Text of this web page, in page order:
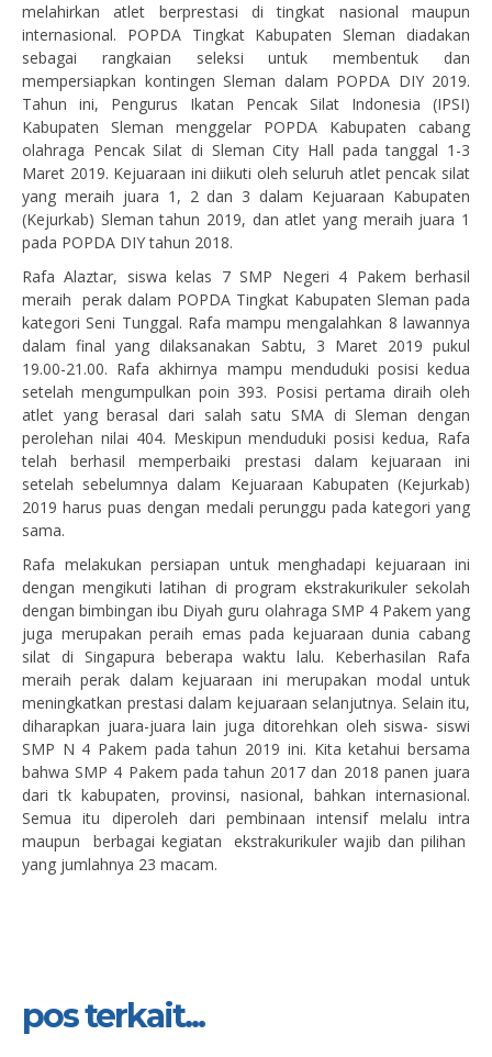
melahirkan atlet berprestasi di tingkat nasional maupun
internasional. POPDA Tingkat Kabupaten Sleman diadakan
sebagai rangkaian seleksi untuk membentuk dan
mempersiapkan kontingen Sleman dalam POPDA DIY 2019.
Tahun ini, Pengurus Ikatan Pencak Silat Indonesia (IPSI)
Kabupaten Sleman menggelar POPDA Kabupaten cabang
olahraga Pencak Silat di Sleman City Hall pada tanggal 1-3
Maret 2019. Kejuaraan ini diikuti oleh seluruh atlet pencak silat
yang meraih juara 1, 2 dan 3 dalam Kejuaraan Kabupaten
(Kejurkab) Sleman tahun 2019, dan atlet yang meraih juara 1
pada POPDA DIY tahun 2018.
Rafa Alaztar, siswa kelas 7 SMP Negeri 4 Pakem berhasil
meraih perak dalam POPDA Tingkat Kabupaten Sleman pada
kategori Seni Tunggal. Rafa mampu mengalahkan 8 lawannya
dalam final yang dilaksanakan Sabtu, 3 Maret 2019 pukul
19.00-21.00. Rafa akhirnya mampu menduduki posisi kedua
setelah mengumpulkan poin 393. Posisi pertama diraih oleh
atlet yang berasal dari salah satu SMA di Sleman dengan
perolehan nilai 404. Meskipun menduduki posisi kedua, Rafa
telah berhasil memperbaiki prestasi dalam kejuaraan ini
setelah sebelumnya dalam Kejuaraan Kabupaten (Kejurkab)
2019 harus puas dengan medali perunggu pada kategori yang
sama.
Rafa melakukan persiapan untuk menghadapi kejuaraan ini
dengan mengikuti latihan di program ekstrakurikuler sekolah
dengan bimbingan ibu Diyah guru olahraga SMP 4 Pakem yang
juga merupakan peraih emas pada kejuaraan dunia cabang
silat di Singapura beberapa waktu lalu. Keberhasilan Rafa
meraih perak dalam kejuaraan ini merupakan modal untuk
meningkatkan prestasi dalam kejuaraan selanjutnya. Selain itu,
diharapkan juara-juara lain juga ditorehkan oleh siswa- siswi
SMP N 4 Pakem pada tahun 2019 ini. Kita ketahui bersama
bahwa SMP 4 Pakem pada tahun 2017 dan 2018 panen juara
dari tk kabupaten, provinsi, nasional, bahkan internasional.
Semua itu diperoleh dari pembinaan intensif melalu intra
maupun berbagai kegiatan ekstrakurikuler wajib dan pilihan
yang jumlahnya 23 macam.
pos terkait...